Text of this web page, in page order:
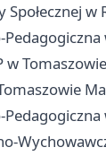
w
w